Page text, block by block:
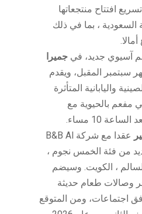
افتتاح منتجعاتها
السعودية ، بما في ذلك
جميرا
سبتمبر المقبل، ويقدم
واليابانية المتأثرة
مفعم بالحيوية مع
10 مساء.
عقدا مع شركة B&B Al
، الكويت. وسيضم
وصالات طعام حديثة
اجتماعات، ومن المتوقع